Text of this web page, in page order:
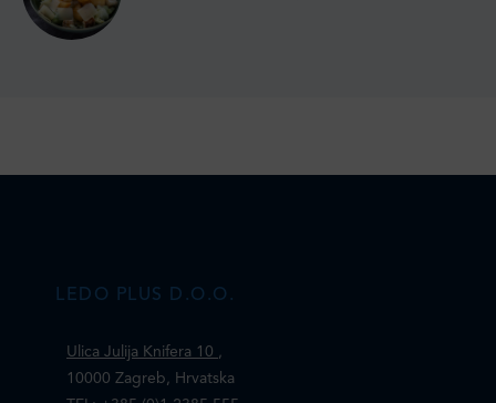
LEDO PLUS D.O.O.
Ulica Julija Knifera 10 ,
10000 Zagreb, Hrvatska